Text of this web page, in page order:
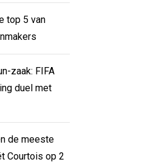
top 5 van
zaak: FIFA
duel met
de meeste
Courtois op 2